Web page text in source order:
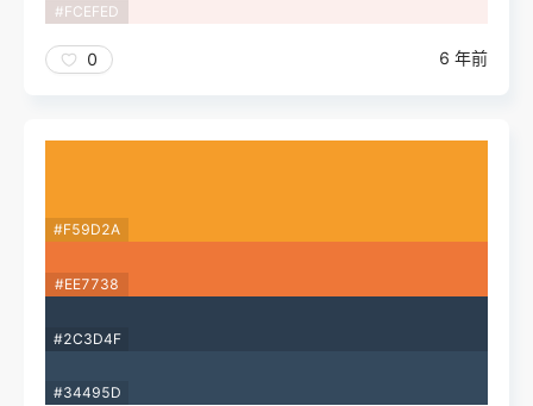
#FCEFED
0 6 年前
#F59D2A
#EE7738
#2C3D4F
#34495D